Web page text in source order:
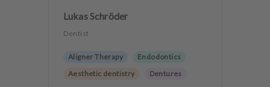
Lukas Schröder
Dentist
Aligner Therapy
Endodontics
Aesthetic dentistry
Dentures